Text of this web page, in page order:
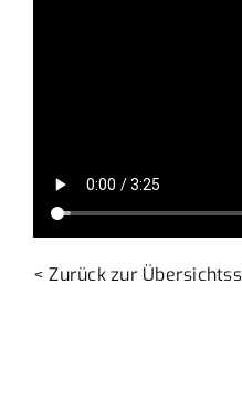
< Zurück zur